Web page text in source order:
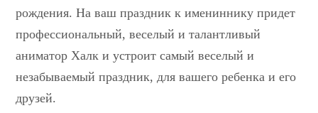
рождения. На ваш праздник к имениннику придет
профессиональный, веселый и талантливый
аниматор Халк и устроит самый веселый и
незабываемый праздник, для вашего ребенка и его
друзей.